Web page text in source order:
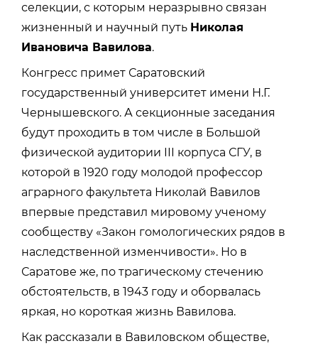
селекции, с которым неразрывно связан
жизненный и научный путь Николая
Ивановича Вавилова.
Конгресс примет Саратовский
государственный университет имени Н.Г.
Чернышевского. А секционные заседания
будут проходить в том числе в Большой
физической аудитории III корпуса СГУ, в
которой в 1920 году молодой профессор
аграрного факультета Николай Вавилов
впервые представил мировому ученому
сообществу «Закон гомологических рядов в
наследственной изменчивости». Но в
Саратове же, по трагическому стечению
обстоятельств, в 1943 году и оборвалась
яркая, но короткая жизнь Вавилова.
Как рассказали в Вавиловском обществе,